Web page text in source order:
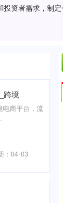
资者需求，制
跨境
电商平台，流
：04-03